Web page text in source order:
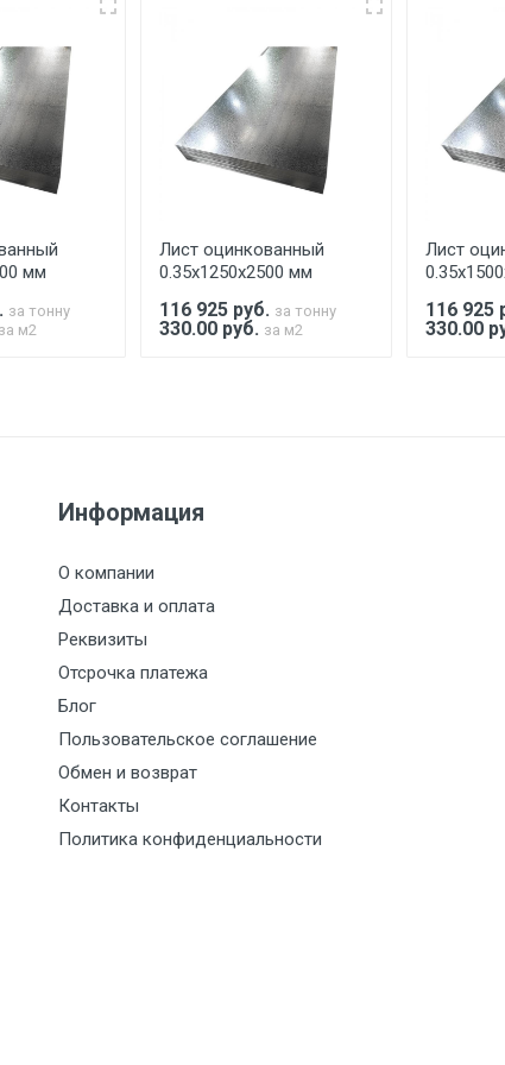
Центральный проезд 27. Погрузка производится
в размере, установленном поставщиком.
обязан обеспечить подъезные пути для
индивидуально.
6500 с НДС
7500 с НДС
9000 с НДС
10000 с НДС
10500 с НДС
12500 с НДС
По
По
мм
за тонну
за м2
Лист оцинкованный
0.35х1250х2500 мм
116 925 руб. за тонну
330.00 руб. за м2
Лист
116 925
330.00
Информация
О компании
Доставка и оплата
Реквизиты
Отсрочка платежа
Блог
Пользовательское соглашение
Обмен и возврат
Контакты
Политика конфиденциальности